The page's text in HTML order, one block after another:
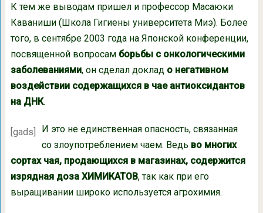
К тем же выводам пришел и профессор Масаюки
Каваниши (Школа Гигиены университета Миэ). Более
того, в сентябре 2003 года на Японской конференции,
посвященной вопросам борьбы с онкологическими
заболеваниями, он сделал доклад о негативном
воздействии содержащихся в чае антиоксидантов
на ДНК.
[gads]
И это не единственная опасность, связанная
со злоупотреблением чаем. Ведь во многих
сортах чая, продающихся в магазинах, содержится
изрядная доза ХИМИКАТОВ, так как при его
выращивании широко используется агрохимия.